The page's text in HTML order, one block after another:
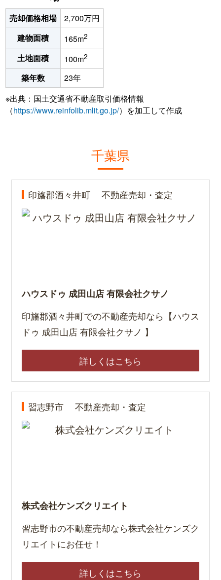
売却価格相場
2,700万円
建物面積
165m2
土地面積 100m2
築年数
23年
※出典：国土交通省不動産取引価格情報
（https://www.reinfolib.mlit.go.jp/）を加工して作成
千葉県
印旛郡酒々井町 不動産売却・査定
ハウスドゥ 成田山店 有限会社クサノ
印旛郡酒々井町での不動産売却なら【ハウス
ドゥ 成田山店 有限会社クサノ 】
詳しくはこちら
習志野市 不動産売却・査定
株式会社ケンズクリエイト
習志野市の不動産売却なら株式会社ケンズク
リエイトにお任せ！
詳しくはこちら